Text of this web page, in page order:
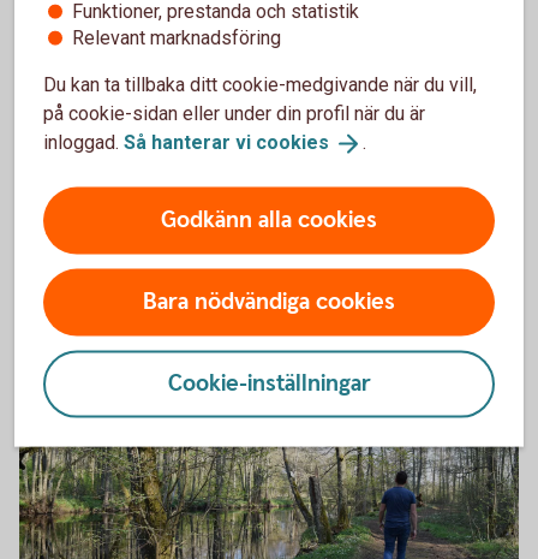
Medlem i facket?
Du som är fackligt ansluten i LO eller SACO kan låna
till förmånlig ränta, försäkra ditt lån och slippa
avgifter. Vi erbjuder också dig som är LO-medlem 10
punkters ränterabatt på ordinarie ränta för nya Sollån.
Medlemslån
LO-medlemmar
Funktioner, prestanda och statistik
Relevant marknadsföring
Du kan ta tillbaka ditt cookie-medgivande när du vill,
på cookie-sidan eller under din profil när du är
inloggad. Så hanterar vi cookies .
Godkänn alla cookies
Bara nödvändiga cookies
Cookie-inställningar